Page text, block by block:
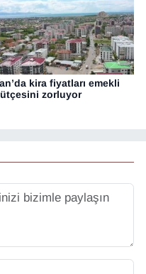
kira fiyatları emekli
zorluyor